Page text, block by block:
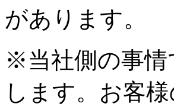
があります。
※当社側の事情
します。お客